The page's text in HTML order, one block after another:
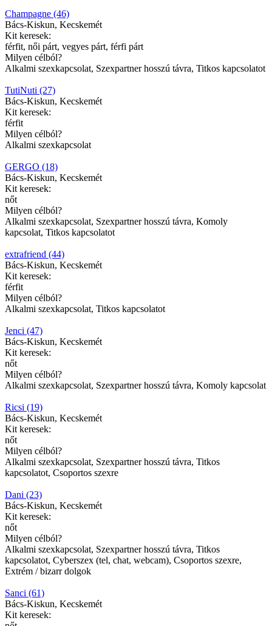
Champagne (46)
Bács-Kiskun, Kecskemét
Kit keresek:
férfit, női párt, vegyes párt, férfi párt
Milyen célból?
Alkalmi szexkapcsolat, Szexpartner hosszú távra, Titkos kapcsolatot
TutiNuti (27)
Bács-Kiskun, Kecskemét
Kit keresek:
férfit
Milyen célból?
Alkalmi szexkapcsolat
GERGO (18)
Bács-Kiskun, Kecskemét
Kit keresek:
nőt
Milyen célból?
Alkalmi szexkapcsolat, Szexpartner hosszú távra, Komoly
kapcsolat, Titkos kapcsolatot
extrafriend (44)
Bács-Kiskun, Kecskemét
Kit keresek:
férfit
Milyen célból?
Alkalmi szexkapcsolat, Titkos kapcsolatot
Jenci (47)
Bács-Kiskun, Kecskemét
Kit keresek:
nőt
Milyen célból?
Alkalmi szexkapcsolat, Szexpartner hosszú távra, Komoly kapcsolat
Ricsi (19)
Bács-Kiskun, Kecskemét
Kit keresek:
nőt
Milyen célból?
Alkalmi szexkapcsolat, Szexpartner hosszú távra, Titkos
kapcsolatot, Csoportos szexre
Dani (23)
Bács-Kiskun, Kecskemét
Kit keresek:
nőt
Milyen célból?
Alkalmi szexkapcsolat, Szexpartner hosszú távra, Titkos
kapcsolatot, Cyberszex (tel, chat, webcam), Csoportos szexre,
Extrém / bizarr dolgok
Sanci (61)
Bács-Kiskun, Kecskemét
Kit keresek: